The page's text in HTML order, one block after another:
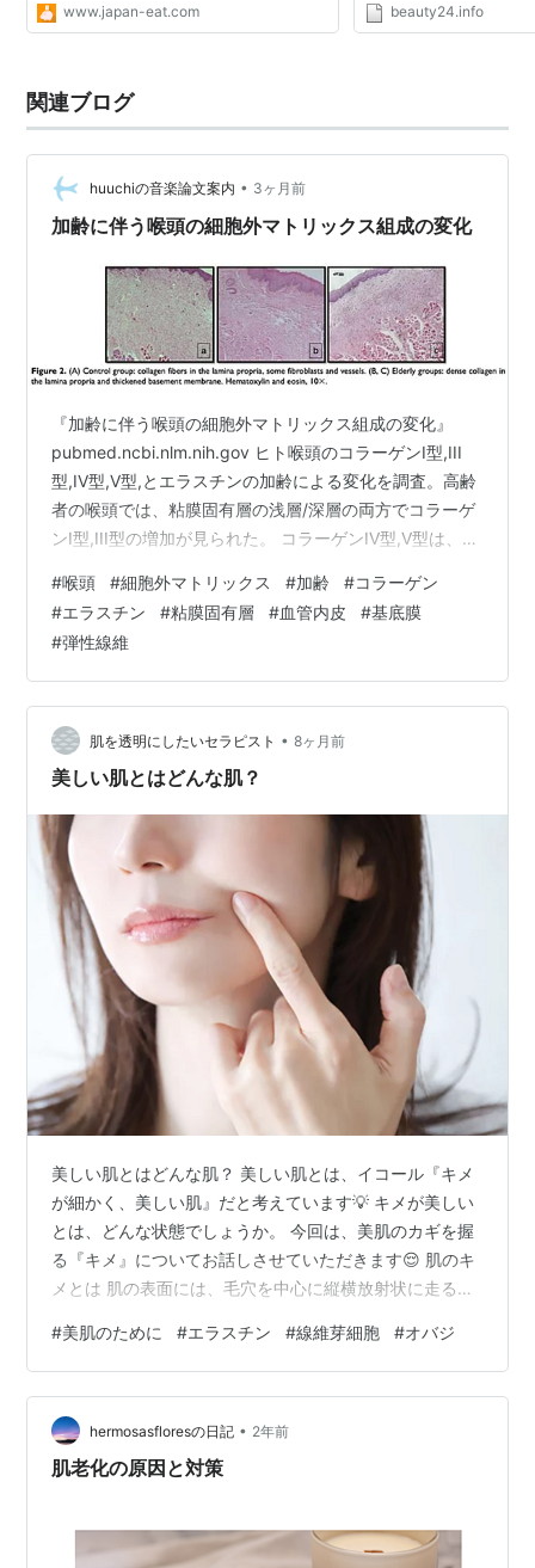
www.japan-eat.com beauty24.info
関連ブログ
huuchiの音楽論文案内 • 3ヶ月前
加齢に伴う喉頭の細胞外マトリックス組成の変化
『加齢に伴う喉頭の細胞外マトリックス組成の変化』
pubmed.ncbi.nlm.nih.gov ヒト喉頭のコラーゲンI型,III
型,IV型,V型,とエラスチンの加齢による変化を調査。高齢
者の喉頭では、粘膜固有層の浅層/深層の両方でコラーゲ
ンI型,III型の増加が見られた。 コラーゲンIV型,V型は、固
チンの発現は、固有層浅層/深層において減少していた。
結論として、コラーゲンI型及びIII型の明らかな増加と弾
性線維の減少が観察された。コラーゲンIV型及びV型の濃
度は、年齢層間の差が無かった。 これらの結果は、男性
の喉頭では加齢に従って、コラー…
#喉頭 #細胞外マトリックス #加齢 #コラーゲン
#エラスチン #粘膜固有層 #血管内皮 #基底膜
#弾性線維
肌を透明にしたいセラピスト • 8ヶ月前
美しい肌とはどんな肌？
美しい肌とはどんな肌？ 美しい肌とは、イコール『キメ
が細かく、美しい肌』だと考えています💡 キメが美しい
とは、どんな状態でしょうか。 今回は、美肌のカギを握
る『キメ』についてお話しさせていただきます😌 肌のキ
メとは 肌の表面には、毛穴を中心に縦横放射状に走る溝
んもりと盛り上がった丘（これを皮丘と言います）があ
ります。 この皮溝と皮丘で織りなされた皮膚表面の凹凸
を『キメ』と言います。 キメが細かく美しいとは キメが
細かく美しい肌とは、このような状態と言えます📝 皮溝
がくっきりと鮮明で、一方向に流れることなく、どの方
#美肌のために #エラスチン #線維芽細胞 #オバジ
hermosasfloresの日記 • 2年前
肌老化の原因と対策